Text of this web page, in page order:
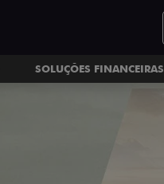
SOLUÇÕES FINANCEIRAS